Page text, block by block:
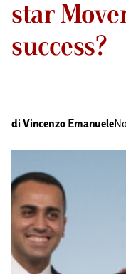
star
success?
di Vincenzo Emanuele